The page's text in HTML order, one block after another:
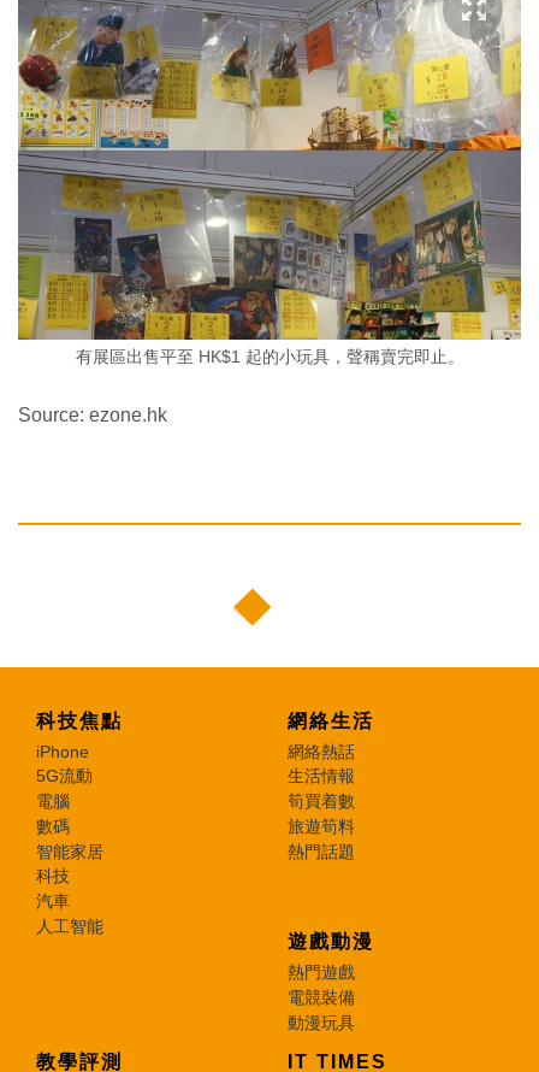
有展區出售平至 HK$1 起的小玩具，聲稱賣完即止。
Source: ezone.hk
科技焦點
iPhone
5G流動
電腦
數碼
智能家居
科技
汽車
人工智能
網絡生活
網絡熱話
生活情報
筍買着數
旅遊筍料
熱門話題
遊戲動漫
熱門遊戲
電競裝備
動漫玩具
教學評測 IT TIMES